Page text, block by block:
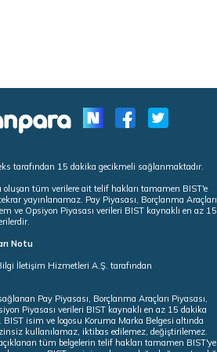
tarafından 15 dakika gecikmeli sağlanmaktadır.
oluşan tüm verilere ait telif hakları tamamen BIST'e
yayınlanamaz. Pay Piyasası, Borçlanma Araçları
ve Opsiyon Piyasası verileri BIST kaynaklı en az 15
Notu
İletişim Hizmetleri A.Ş. tarafından
Pay Piyasası, Borçlanma Araçları Piyasası,
Piyasası verileri BIST kaynaklı en az 15 dakika
BIST isim ve logosu Koruma Marka Belgesi altında
kullanılamaz, iktibas edilemez, değiştirilemez.
tüm belgelerin telif hakları tamamen BIST'ye